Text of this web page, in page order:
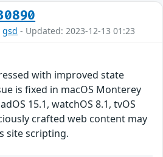
gsd - Updated: 2023-12-13 01:23
with improved state
is fixed in macOS Monterey
15.1, watchOS 8.1, tvOS
crafted web content may
site scripting.